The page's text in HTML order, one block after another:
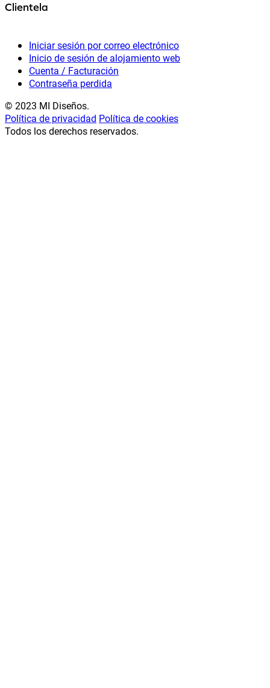
Clientela
Iniciar sesión por correo electrónico
Inicio de sesión de alojamiento web
Cuenta / Facturación
Contraseña perdida
© 2023 MI Diseños.
Política de privacidad Política de cookies
Todos los derechos reservados.